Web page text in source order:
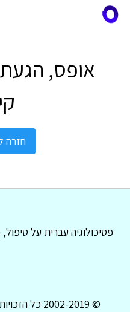
אופס,
חזרה
פסיכולוגיה עברית על טיפול,
© 2002-2019 כל הזכויות שמורות לפסיכולוגיה עברית